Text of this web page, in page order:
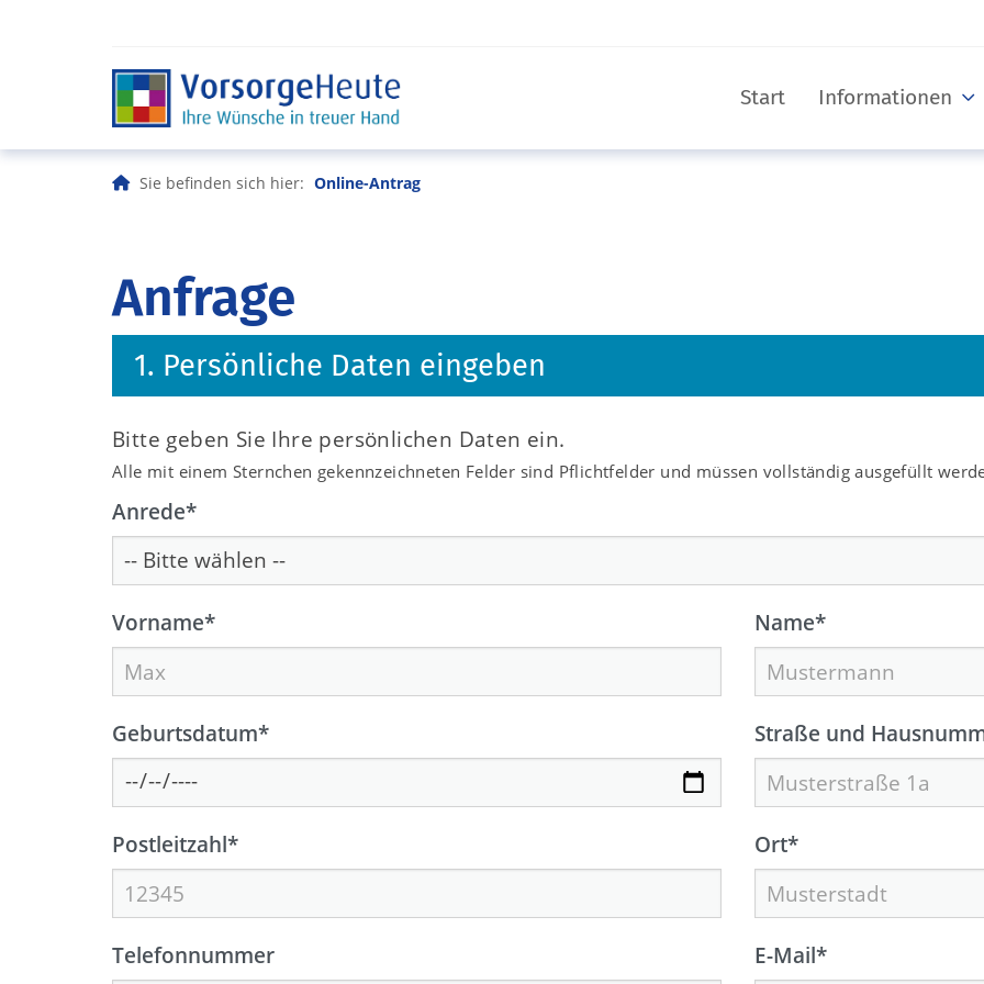
Start Informationen
Sie befinden sich hier: Online-Antrag
Anfrage
1. Persönliche Daten eingeben
Bitte geben Sie Ihre persönlichen Daten ein.
Alle mit einem Sternchen gekennzeichneten Felder sind Pflichtfelder und müssen vollständig ausgefüllt
Anrede*
Vorname* Name*
Geburtsdatum* Straße und
Postleitzahl* Ort*
Telefonnummer E-Mail*